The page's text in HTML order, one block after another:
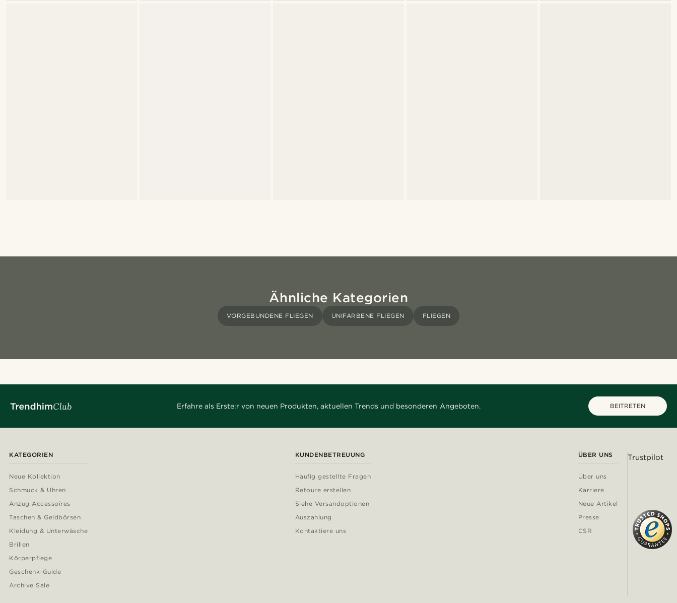
Ähnliche Kategorien
VORGEBUNDENE FLIEGEN UNIFARBENE FLIEGEN FLIEGEN
Erfahre als Erste:r von neuen Produkten, aktuellen Trends und besonderen Angeboten. BEITRETEN
KATEGORIEN
Neue Kollektion
Schmuck & Uhren
Anzug Accessoires
Taschen & Geldbörsen
Kleidung & Unterwäsche
Brillen
Körperpflege
Geschenk-Guide
Archive Sale
KUNDENBETREUUNG
Häufig gestellte Fragen
Retoure erstellen
Siehe Versandoptionen
Auszahlung
Kontaktiere uns
ÜBER UNS
Über uns
Karriere
Neue Artikel
Presse
CSR
Trustpilot